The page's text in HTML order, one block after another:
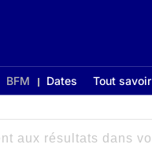
BFM Dates Tout savoir